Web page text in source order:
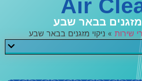
Air
מזגנים בבאר שבע
שירות » ניקוי מזגנים בבאר שבע